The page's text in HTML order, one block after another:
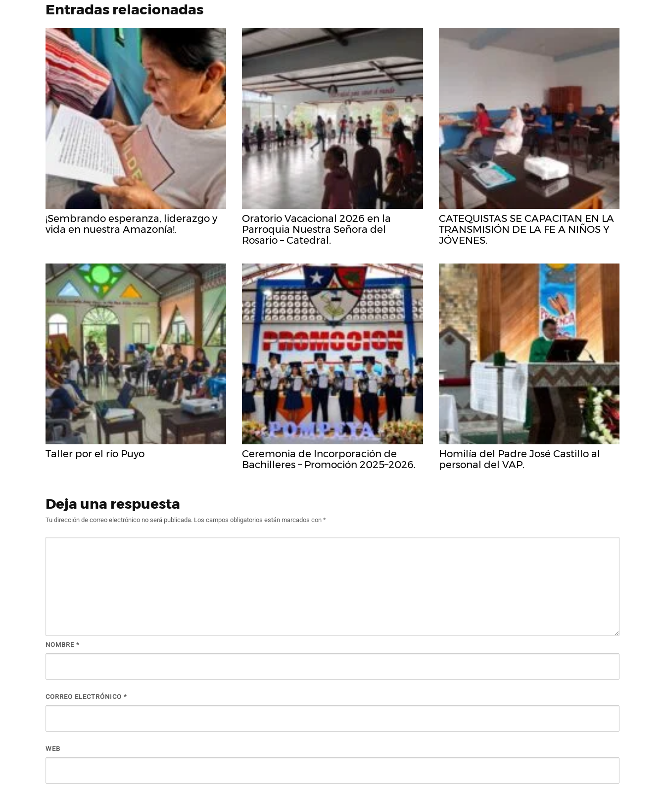
Entradas relacionadas
¡Sembrando esperanza, liderazgo y
vida en nuestra Amazonía!.
Oratorio Vacacional 2026 en la
Parroquia Nuestra Señora del
Rosario – Catedral.
CATEQUISTAS SE CAPACITAN EN LA
TRANSMISIÓN DE LA FE A NIÑOS Y
JÓVENES.
Taller por el río Puyo
Ceremonia de Incorporación de
Bachilleres – Promoción 2025–2026.
Homilía del Padre José Castillo al
personal del VAP.
Deja una respuesta
Tu dirección de correo electrónico no será publicada. Los campos obligatorios están marcados con *
NOMBRE *
CORREO ELECTRÓNICO *
WEB